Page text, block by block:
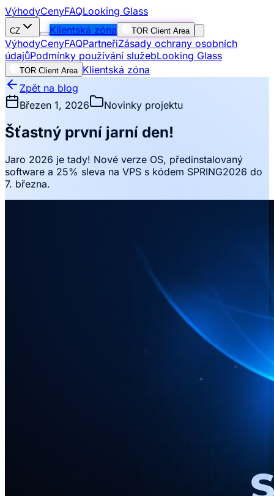
VýhodyCenyFAQLooking Glass
CZ Klientská zóna TOR Client Area
VýhodyCenyFAQPartneřiZásady ochrany osobních
údajůPodmínky používání služebLooking Glass
TOR Client Area Klientská zóna
Zpět na blog
Březen 1, 2026
Novinky projektu
Šťastný první jarní den!
Jaro 2026 je tady! Nové verze OS, předinstalovaný
software a 25% sleva na VPS s kódem SPRING2026 do
7. března.